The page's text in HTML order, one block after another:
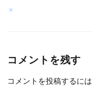
コメントを残す
コメントを投稿するには